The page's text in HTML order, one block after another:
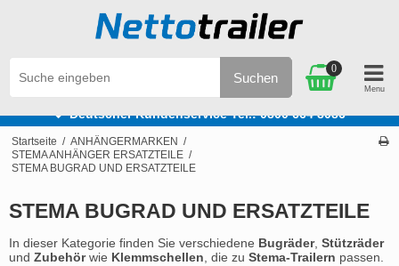
Deutscher Kundenservice Tel.: 0800 664 8086
Suchen
0
Startseite / ANHÄNGERMARKEN /
STEMA ANHÄNGER ERSATZTEILE /
STEMA BUGRAD UND ERSATZTEILE
STEMA BUGRAD UND ERSATZTEILE
In dieser Kategorie finden Sie verschiedene Bugräder, Stützräder
und Zubehörwie Klemmschellen, die zu Stema-Trailern passen.